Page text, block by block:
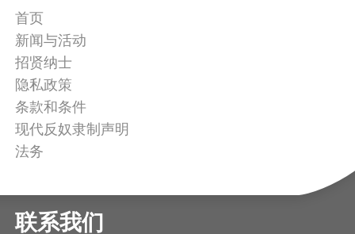
首页
新闻与活动
招贤纳士
隐私政策
条款和条件
现代反奴隶制声明
法务
联系我们